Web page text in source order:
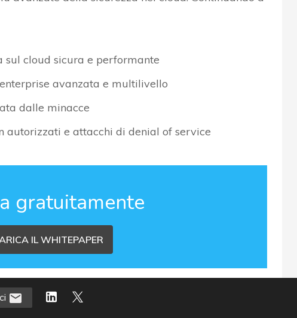
sul cloud sicura e performante
avanzata e multilivello
dalle minacce
autorizzati e attacchi di denial of service
gratuitamente
IL WHITEPAPER